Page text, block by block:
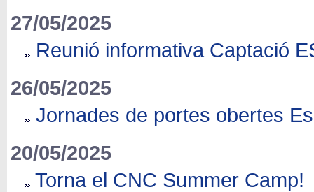
27/05/2025
Reunió informativa Captació
26/05/2025
Jornades de portes obertes
20/05/2025
Torna el CNC Summer Camp!